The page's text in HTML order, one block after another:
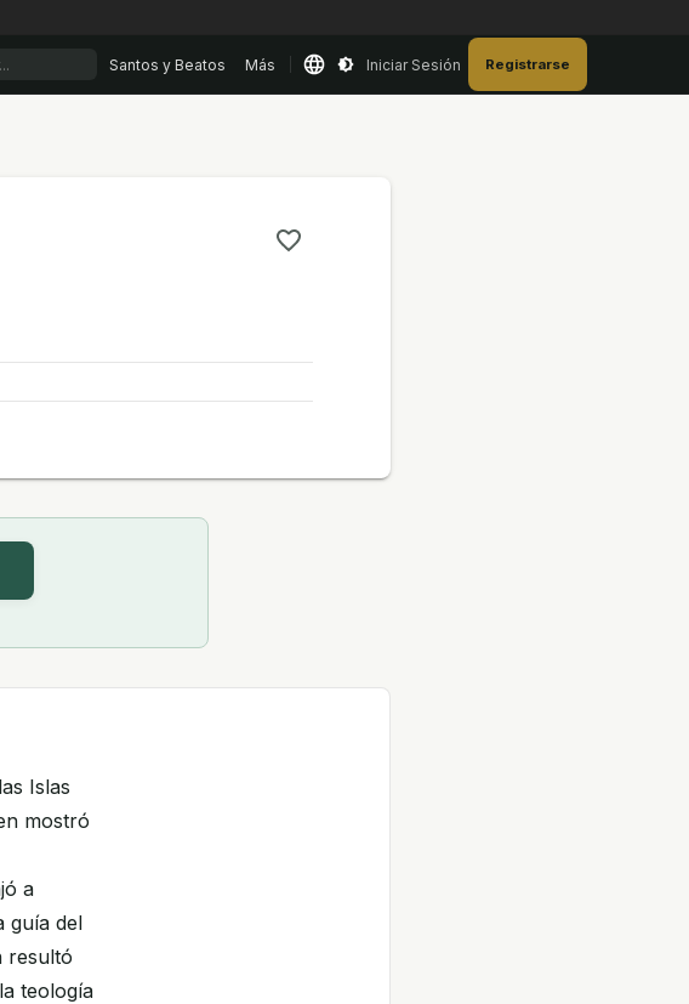
Santos y Beatos Más Iniciar Sesión Registrarse
Islas
mostró
a
guía del
resultó
teología